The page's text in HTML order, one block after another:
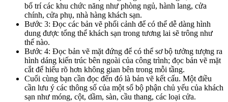
bố trí các khu chức năng như phòng ngủ, hành lang, cửa
chính, cửa phụ, nhà hàng khách sạn.
Bước 3: Đọc các bản vẽ phối cảnh để có thể dễ dàng hình
dung được tổng thể khách sạn trong tương lai sẽ trông như
thế nào.
Bước 4: Đọc bản vẽ mặt đứng để có thể sơ bộ tưởng tượng ra
hình dáng kiến trúc bên ngoài của công trình; đọc bản vẽ mặt
cắt để hiểu rõ hơn không gian bên trong mỗi tầng.
Cuối cùng bạn cần đọc đến đó là bản vẽ kết cấu. Một điều
cần lưu ý các thông số của một số bộ phận chủ yếu của khách
sạn như móng, cột, dầm, sàn, cầu thang, các loại cửa.